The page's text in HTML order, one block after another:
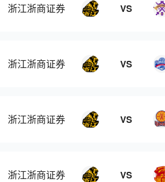
浙江浙商证券 VS
浙江浙商证券 VS
浙江浙商证券 VS
浙江浙商证券 VS